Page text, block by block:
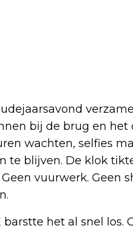
bij de brug en
wachten, selfies
te blijven. De klok
Geen vuurwerk. Geen
barstte het al snel